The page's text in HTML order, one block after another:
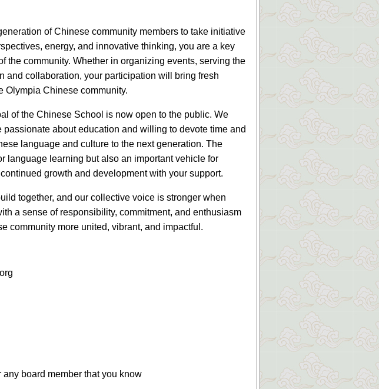
of Chinese community members to take initiative
energy, and innovative thinking, you are a key
the community. Whether in organizing events, serving the
and collaboration, your participation will bring fresh
Olympia Chinese community.
of the Chinese School is now open to the public. We
about education and willing to devote time and
language and culture to the next generation. The
language learning but also an important vehicle for
growth and development with your support.
together, and our collective voice is stronger when
a sense of responsibility, commitment, and enthusiasm
community more united, vibrant, and impactful.
board member that you know